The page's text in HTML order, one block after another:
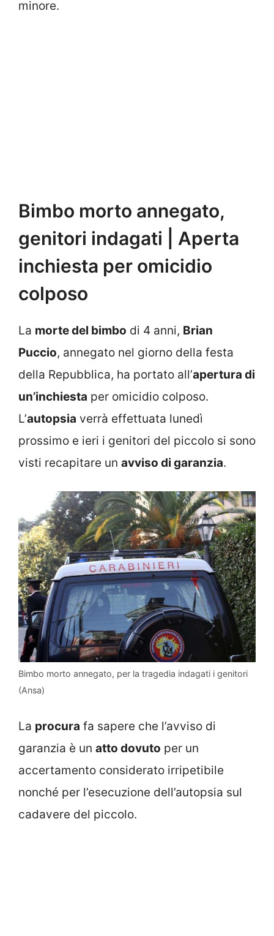
minore.
Bimbo morto annegato,
genitori indagati | Aperta
inchiesta per omicidio
colposo
La morte del bimbo di 4 anni, Brian
Puccio, annegato nel giorno della festa
della Repubblica, ha portato all’apertura di
un’inchiesta per omicidio colposo.
L’autopsia verrà effettuata lunedì
prossimo e ieri i genitori del piccolo si sono
visti recapitare un avviso di garanzia.
Bimbo morto annegato, per la tragedia indagati i genitori
(Ansa)
La procura fa sapere che l’avviso di
garanzia è un atto dovuto per un
accertamento considerato irripetibile
nonché per l’esecuzione dell’autopsia sul
cadavere del piccolo.